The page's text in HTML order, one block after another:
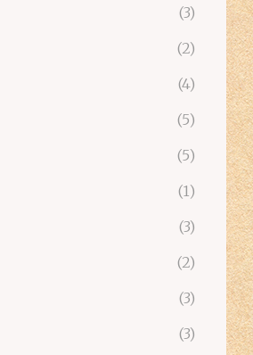
(3)
(2)
(4)
(5)
(5)
(1)
(3)
(2)
(3)
(3)